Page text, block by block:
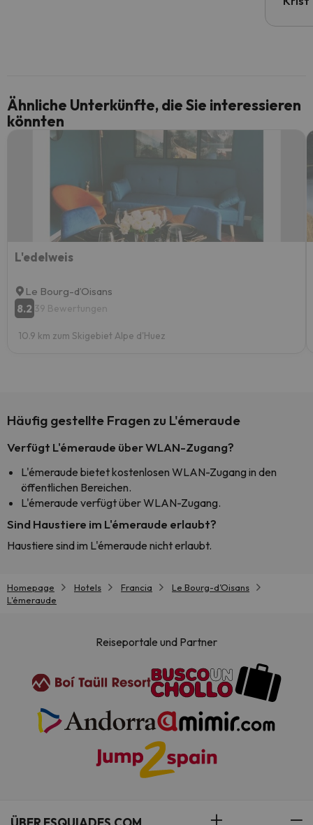
Ähnliche Unterkünfte, die Sie interessieren
könnten
L'edelweis
Le Bourg-dʼOisans
8.2 39 Bewertungen
10.9 km zum Skigebiet Alpe d'Huez
Häufig gestellte Fragen zu L'émeraude
Verfügt L'émeraude über WLAN-Zugang?
L'émeraude bietet kostenlosen WLAN-Zugang in den
öffentlichen Bereichen.
L'émeraude verfügt über WLAN-Zugang.
Sind Haustiere im L'émeraude erlaubt?
Haustiere sind im L'émeraude nicht erlaubt.
Homepage Hotels Francia
Le Bourg-dʼOisans
L'émeraude
Reiseportale und Partner